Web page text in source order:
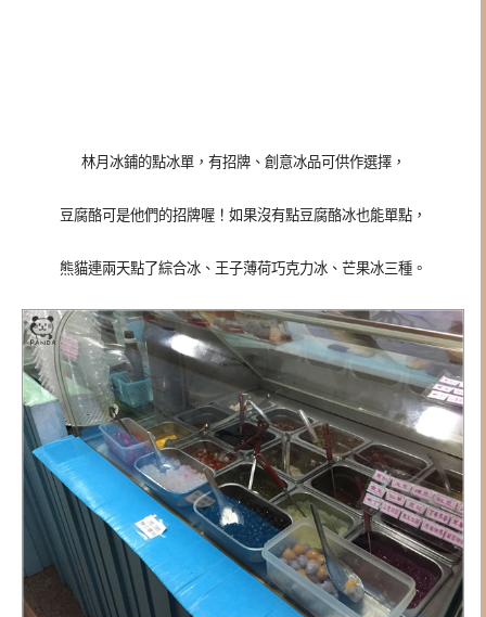
林月冰鋪的點冰單，有招牌、創意冰品可供作選擇，
豆腐酪可是他們的招牌喔！如果沒有點豆腐酪冰也能單點，
熊貓連兩天點了綜合冰、王子薄荷巧克力冰、芒果冰三種。